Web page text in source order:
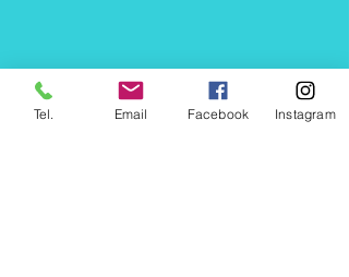
Tel. Email Facebook Instagram